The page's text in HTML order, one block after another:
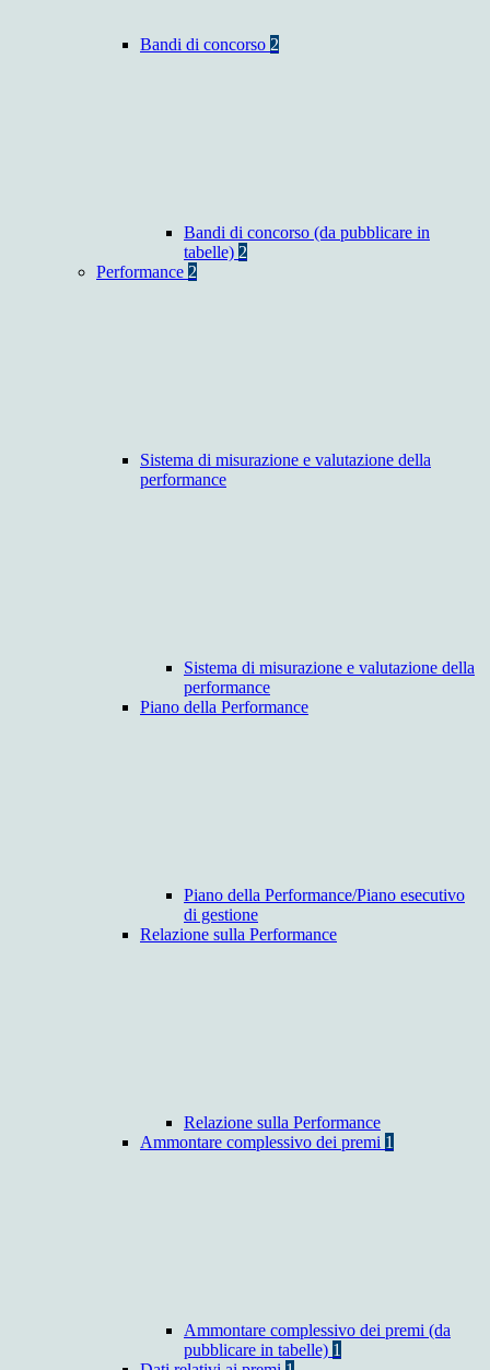
Bandi di concorso 2
Bandi di concorso (da pubblicare in
tabelle) 2
Performance 2
Sistema di misurazione e valutazione della
performance
Sistema di misurazione e valutazione della
performance
Piano della Performance
Piano della Performance/Piano esecutivo
di gestione
Relazione sulla Performance
Relazione sulla Performance
Ammontare complessivo dei premi 1
Ammontare complessivo dei premi (da
pubblicare in tabelle) 1